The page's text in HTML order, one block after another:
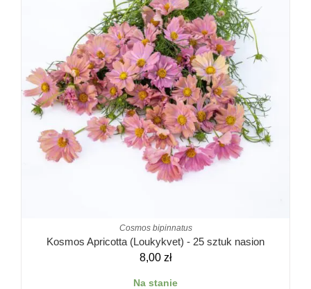
Cosmos bipinnatus
Kosmos Apricotta (Loukykvet) - 25 sztuk nasion
8,00 zł
Na stanie